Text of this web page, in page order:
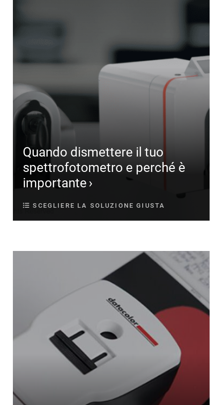
Quando dismettere il tuo
spettrofotometro e perché è
importante
SCEGLIERE LA SOLUZIONE GIUSTA